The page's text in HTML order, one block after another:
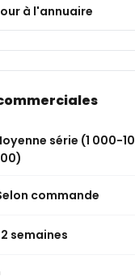
à l'annuaire
série (1 000-10
commande
2 semaines